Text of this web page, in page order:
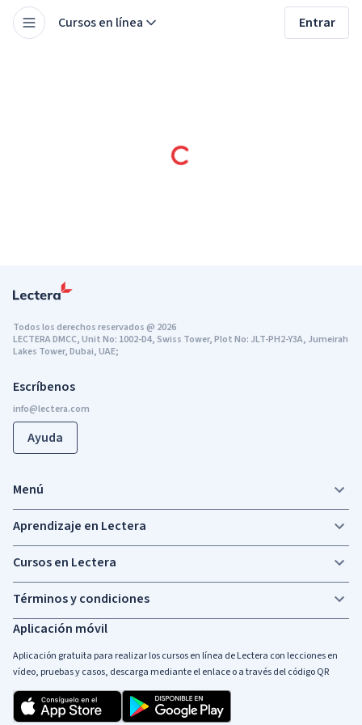
Cursos en línea Entrar
Escríbenos
Ayuda
Aplicación móvil
Aplicación gratuita para realizar los cursos en línea de Lectera con lecciones en
vídeo, pruebas y casos, descarga mediante el enlace o a través del código QR
Todos los derechos reservados@ 2026
LECTERA DMCC, Unit No: 1002-D4, Swiss Tower, Plot No: JLT-PH2-Y3A, Jumeirah
Lakes Tower, Dubai, UAE;
Menú
Aprendizaje en Lectera
Cursos en Lectera
Términos y condiciones